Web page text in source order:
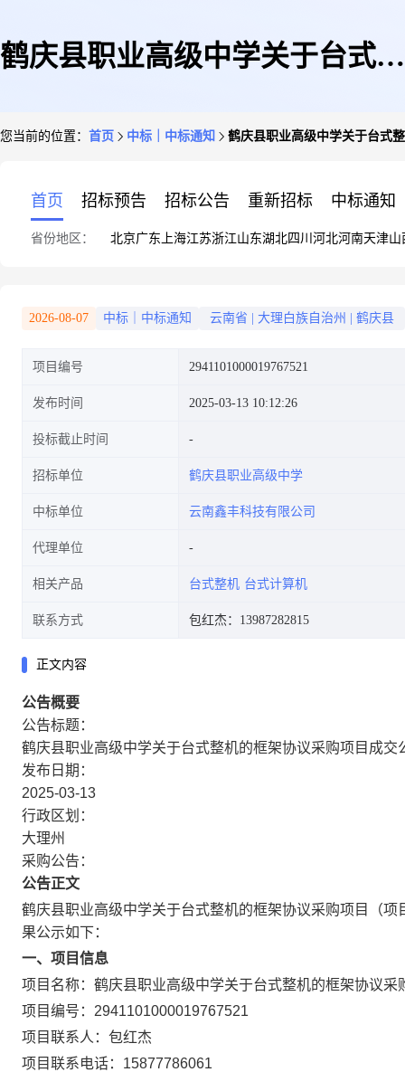
鹤庆县职业高级中学关于台式整
您当前的位置： 首页 中标｜中标通知 鹤庆县职业高级中学关于台式
首页 招标预告 招标公告 重新招标 中标通知
省份地区： 北京广东 上海江苏浙江山东湖北四川 河北河南天津山
2026-08-07 中标｜中标通知 云南省 大理白族自治州 鹤庆县
项目编号 2941101000019767521
发布时间 2025-03-13 10:12:26
投标截止时间
招标单位 鹤庆县职业高级中学
中标单位 云南鑫丰科技有限公司
代理单位
相关产品 台式整机 台式计算机
联系方式 包红杰：13987282815
正文内容
公告概要
公告标题：
鹤庆县职业高级中学关于台式整机的框架协议采购项目成交
发布日期：
2025-03-13
行政区划：
大理州
采购公告：
公告正文
鹤庆县职业高级中学关于台式整机的框架协议采购项目
（
果公示如下：
一、项目信息
项目名称： 鹤庆县职业高级中学关于台式整机的框架协议采
项目编号： 2941101000019767521
项目联系人： 包红杰
项目联系电话： 15877786061